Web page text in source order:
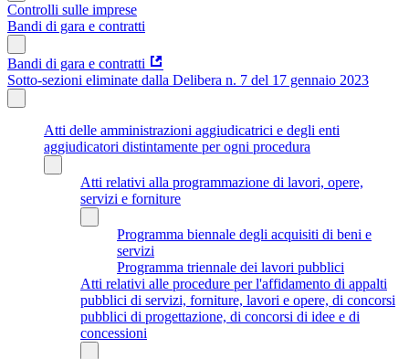
Controlli sulle imprese
Bandi di gara e contratti
Bandi di gara e contratti
Sotto-sezioni eliminate dalla Delibera n. 7 del 17 gennaio 2023
Atti delle amministrazioni aggiudicatrici e degli enti
aggiudicatori distintamente per ogni procedura
Atti relativi alla programmazione di lavori, opere,
servizi e forniture
Programma biennale degli acquisiti di beni e
servizi
Programma triennale dei lavori pubblici
Atti relativi alle procedure per l'affidamento di appalti
pubblici di servizi, forniture, lavori e opere, di concorsi
pubblici di progettazione, di concorsi di idee e di
concessioni